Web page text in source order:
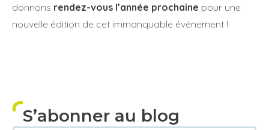
donnons rendez-vous l’année prochaine pour une
nouvelle édition de cet immanquable événement !
S’abonner au blog